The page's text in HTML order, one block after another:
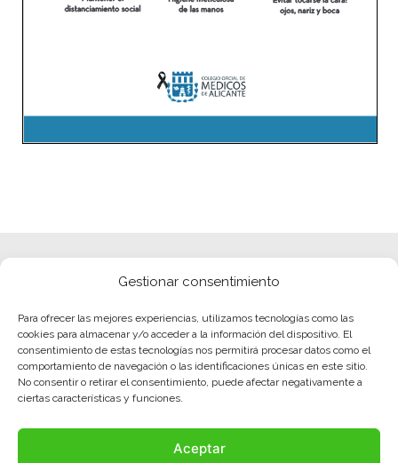
Gestionar consentimiento
Para ofrecer las mejores experiencias, utilizamos tecnologías como las
cookies para almacenar y/o acceder a la información del dispositivo. El
consentimiento de estas tecnologías nos permitirá procesar datos como el
comportamiento de navegación o las identificaciones únicas en este sitio.
No consentir o retirar el consentimiento, puede afectar negativamente a
ciertas características y funciones.
Aceptar